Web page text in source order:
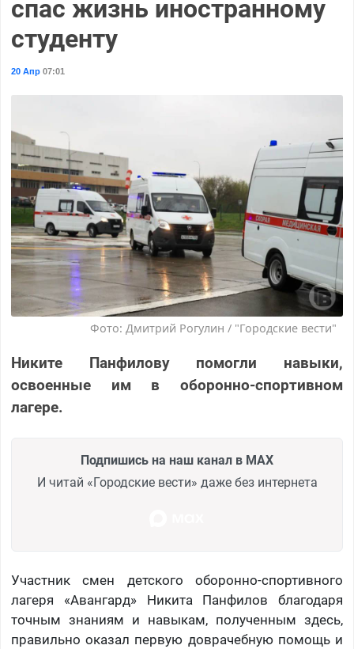
спас жизнь иностранному
студенту
20 Апр07:01
Фото: Дмитрий Рогулин / "Городские вести"
Никите Панфилову помогли навыки,
освоенные им в оборонно-спортивном
лагере.
Подпишись на наш канал в MAX
И читай «Городские вести» даже без интернета
Участник смен детского оборонно-спортивного
лагеря «Авангард» Никита Панфилов благодаря
точным знаниям и навыкам, полученным здесь,
правильно оказал первую доврачебную помощь и